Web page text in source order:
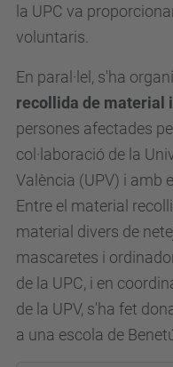
la UPC va
voluntaris.
En paral·lel, s'ha
recollida de material
persones afectades
col·laboració de la
València (UPV) i amb
Entre el material
material divers de
mascaretes i
de la UPC, i en
de la UPV, s'ha fet
a una escola de